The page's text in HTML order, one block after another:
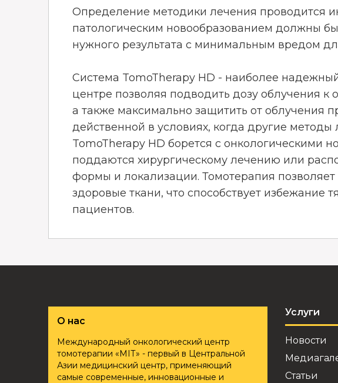
Определение методики лечения проводится
патологическим новообразованием должны
нужного результата с минимальным вредом
Система TomoTherapy HD - наиболее
центре позволяя подводить дозу облучения
а также максимально защитить от облучения
действенной в условиях, когда другие
TomoTherapy HD борется с онкологическими
поддаются хирургическому лечению или
формы и локализации. Томотерапия
здоровые ткани, что способствует
пациентов.
О нас
Международный онкологический центр
томотерапии «ҮМІТ» - первый в Центральной
Азии медицинский центр, применяющий
самые современные, инновационные и
Услуги
Новости
Статьи